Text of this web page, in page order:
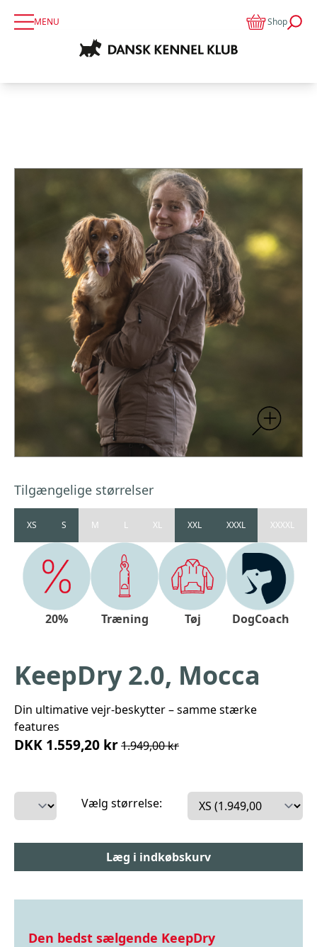
MENU Shop
Tilgængelige størrelser
XS S M L XL XXL XXXL XXXXL
20% Træning Tøj DogCoach
KeepDry 2.0, Mocca
Din ultimative vejr-beskytter – samme stærke
features
DKK 1.559,20 kr1.949,00 kr
Vælg størrelse:
Den bedst sælgende KeepDry